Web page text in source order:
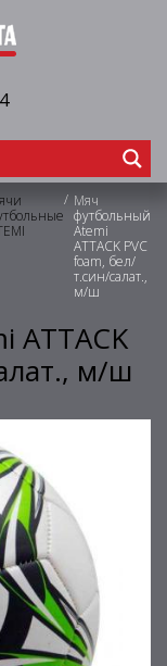
/ Мяч
футбольный
Atemi
ATTACK PVC
foam, бел/
т.син/салат.,
м/ш
ATTACK
м/ш